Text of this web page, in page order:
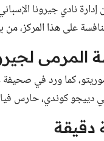
نادي جيرونا
على هذا المركز،
المرمى
كما ورد في صحيفة
دييجو كوندي، حارس
دقيقة